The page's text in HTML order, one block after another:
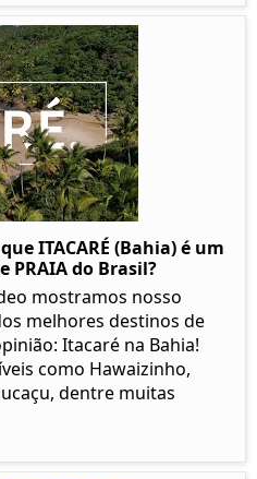
ITACARÉ (Bahia) é um
PRAIA do Brasil?
mostramos nosso
melhores destinos de
Itacaré na Bahia!
como Hawaizinho,
dentre muitas